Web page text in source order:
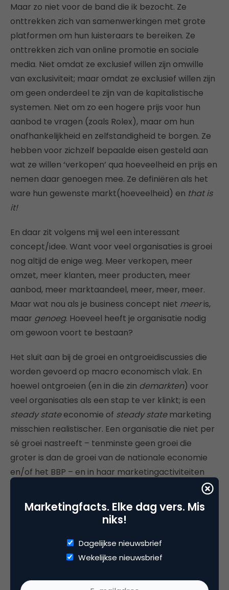
Maar zo niet voor de band die ik bezocht. Ze
onttrekken zich van samenwerkingen met grote
platformen om hun luisteraars te bereiken. Ze
onttrekken zich van online promotie en sociale
media. Niet omdat ze exclusief willen zijn omwille
van exclusiviteit; maar omdat ze exclusief willen zijn
om geen onderdeel te zijn van de kapitalistische
systemen. Niet om zo een hogere prijs voor hun
aanbod te vragen (zoals Rolex), maar om hun
onafhankelijkheid en zelfstandigheid te borgen. Ze
hebben voor zichzelf bepaalde eisen gesteld aan
wat ze willen ‘verkopen’ qua hoeveelheid en prijs en
nemen daar genoegen mee. Ze definiëren als het
ware hun gewenste markt(hoeveelheid) en that is
it!
En daar zit volgens mij wel een interessant
concept/idee. Want voor veel organisaties is groei
nog altijd de enige weg. Meer verkopen, meer
omzet, meer klanten, meer producten, meer
aanbod, meer marktaandeel, meer, meer, meer.
Maar wat nou als je business concept niet meeris,
maar genoeg. Hoeveel heeft je organisatie nodig
om gewoon voort te bestaan?
Het sluit aan bij de groei en ontgroeidiscussies die
worden gevoerd op macro economisch vlak. En
hoewel ontgroeien (en in die zin demarkten) voor
veel organisaties als een stap te ver klinkt; is een
steady stateeconomie of steady statemarketing
misschien realistischer. Een organisatie die niet per
sé groei nastreeft – tenminste geen groei die
groter is dan de groei van de nationale economie
en/of het BBP – en in haar marketingactiviteiten
selectief is in welke klanten ze wil bedienen en/of
hoeveel verkopen ze wil realiseren. De organisatie
concert was een bijzondere ervaring omdat je weet
Marketingfacts. Elke dag vers. Mis
niks!
Dagelijkse nieuwsbrief
Wekelijkse nieuwsbrief